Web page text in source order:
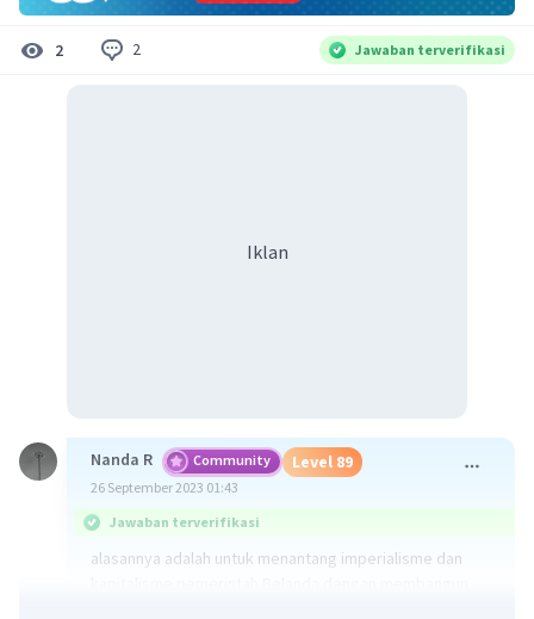
2 2 Jawaban terverifikasi
Iklan
Nanda R Community Level 89
26 September 2023 01:43
Jawaban terverifikasi
alasannya adalah untuk menantang imperialisme dan